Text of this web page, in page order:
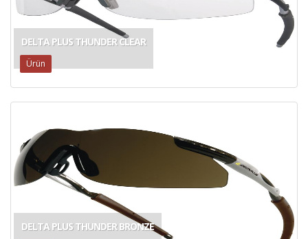
DELTA PLUS THUNDER CLEAR
Ürün
DELTA PLUS THUNDER BRONZE